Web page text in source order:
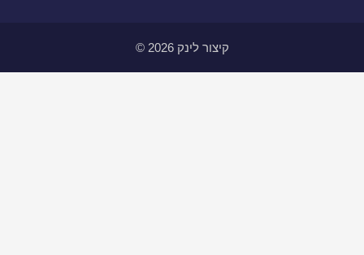
© 2026 קיצור לינק